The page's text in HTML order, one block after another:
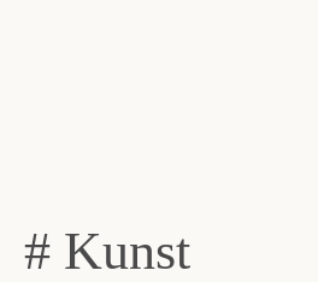
# Kunst